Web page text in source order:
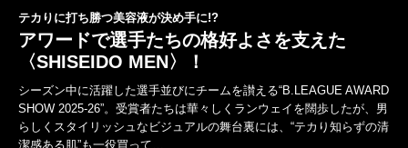
山下智久が〈ブルガリ〉の新しいオクトとともに！
一面では語れない多彩な表現者！
山下智久は、デビューから今年活動30周年を迎えた。しかし、歩んで
きた軌跡は、けっして平坦ではなかった。アイドルから俳優、海外で
の活動など常に新たな道を自ら切り拓いてきた。その腕元には〈ブル
ガリ〉の“オクト フィニッシモ”がある。そして新作…